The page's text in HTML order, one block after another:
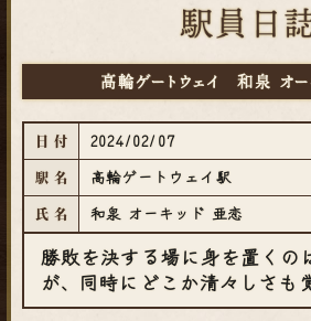
高輪ゲートウェイ 和泉 オ
日付 2024/02/07
駅名 高輪ゲートウェイ駅
氏名 和泉 オーキッド 亜恋
勝敗を決する場に身を置くの
が、同時にどこか清々しさも